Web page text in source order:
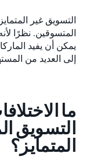
التسويق غير
المتسوقين. نظرًا
يمكن أن يفيد
إلى العديد من
ما
التسويق
المتمايز؟